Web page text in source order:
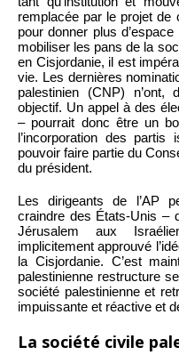
remplacée par le projet de
pour donner plus
mobiliser les pans de la
en Cisjordanie, il est
vie. Les dernières
palestinien (CNP) n’ont,
objectif. Un appel à des
– pourrait donc être un
l’incorporation des partis
pouvoir faire partie du
du président.
Les dirigeants de l’AP
craindre des États-Unis –
Jérusalem aux
implicitement approuvé
la Cisjordanie. C’est
palestinienne restructure
société palestinienne et
impuissante et réactive et
La société civile